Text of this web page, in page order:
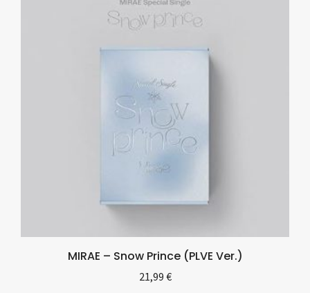
MIRAE – Snow Prince (PLVE Ver.)
21,99 €